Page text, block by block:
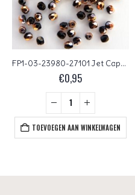
FP1-03-23980-27101 Jet Capri Gold Czech Glass Facet Firepolish 3mm 50 stuks
€0,95
TOEVOEGEN AAN WINKELWAGEN